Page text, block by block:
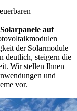
auf
der Solarmodule
deutlich, steigern die
Wir stellen Ihnen
und
vor.